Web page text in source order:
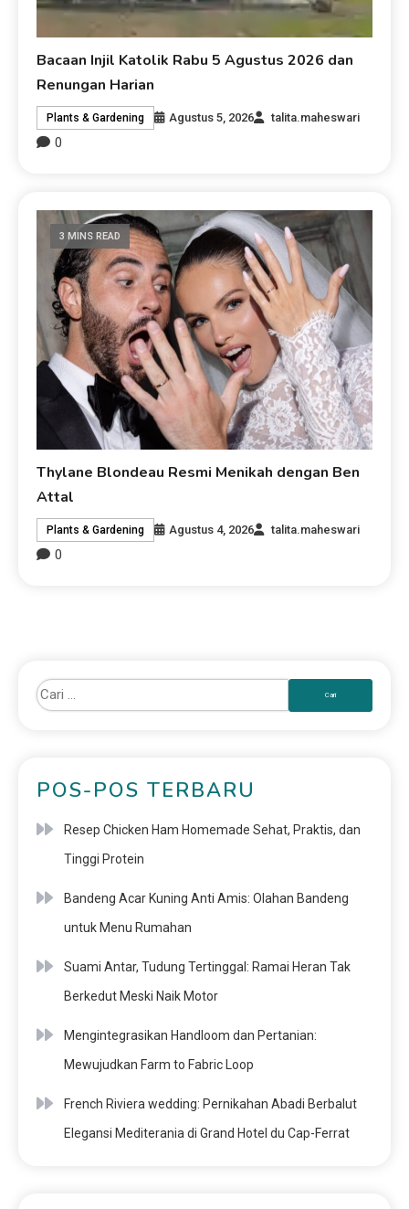
Bacaan Injil Katolik Rabu 5 Agustus 2026 dan
Renungan Harian
Plants & Gardening Agustus 5, 2026 talita.maheswari
0
3 MINS READ
Thylane Blondeau Resmi Menikah dengan Ben
Attal
Plants & Gardening Agustus 4, 2026 talita.maheswari
0
POS-POS TERBARU
Resep Chicken Ham Homemade Sehat, Praktis, dan
Tinggi Protein
Bandeng Acar Kuning Anti Amis: Olahan Bandeng
untuk Menu Rumahan
Suami Antar, Tudung Tertinggal: Ramai Heran Tak
Berkedut Meski Naik Motor
Mengintegrasikan Handloom dan Pertanian:
Mewujudkan Farm to Fabric Loop
French Riviera wedding: Pernikahan Abadi Berbalut
Elegansi Mediterania di Grand Hotel du Cap-Ferrat